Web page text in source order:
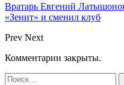
Вратарь Евгений
«Зенит» и сменил клуб
Prev Next
Комментарии закрыты.